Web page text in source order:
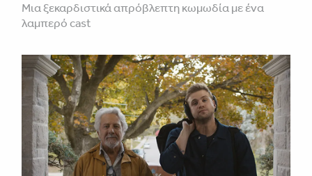
Μια ξεκαρδιστικά απρόβλεπτη κωμωδία με ένα
λαμπερό cast